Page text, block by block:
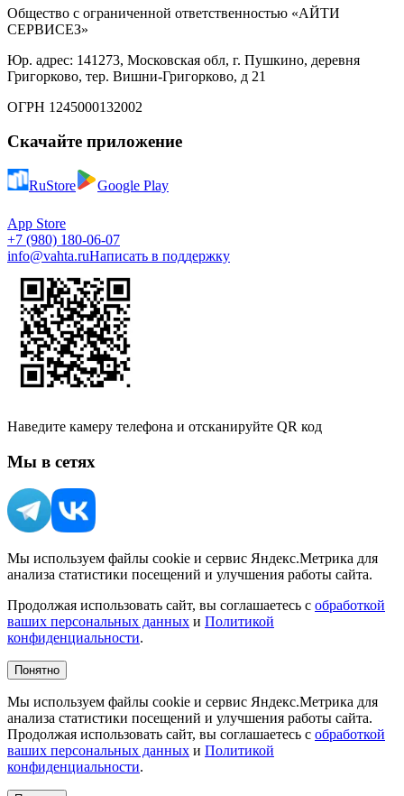
Общество с ограниченной ответственностью «АЙТИ
СЕРВИСЕЗ»
Юр. адрес: 141273, Московская обл, г. Пушкино, деревня
Григорково, тер. Вишни-Григорково, д 21
ОГРН 1245000132002
Скачайте приложение
RuStore Google Play
App Store
+7 (980) 180-06-07
info@vahta.ruНаписать в поддержку
Наведите камеру телефона и отсканируйте QR код
Мы в сетях
Мы используем файлы cookie и сервис Яндекс.Метрика для
анализа статистики посещений и улучшения работы сайта.
Продолжая использовать сайт, вы соглашаетесь с обработкой
ваших персональных данных и Политикой
конфиденциальности.
Понятно
Мы используем файлы cookie и сервис Яндекс.Метрика для
анализа статистики посещений и улучшения работы сайта.
Продолжая использовать сайт, вы соглашаетесь с обработкой
ваших персональных данных и Политикой
конфиденциальности.